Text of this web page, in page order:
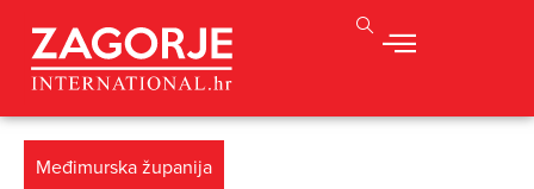
Međimurska županija